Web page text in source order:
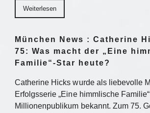
Weiterlesen
München News : Catherine
75: Was macht der „Eine
Familie“-Star heute?
Catherine Hicks wurde als liebevolle
Erfolgsserie „Eine himmlische
Millionenpublikum bekannt. Zum 75.